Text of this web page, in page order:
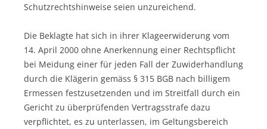
Schutzrechtshinweise seien unzureichend.
Die Beklagte hat sich in ihrer Klageerwiderung vom
14. April 2000 ohne Anerkennung einer Rechtspflicht
bei Meidung einer für jeden Fall der Zuwiderhandlung
durch die Klägerin gemäss § 315 BGB nach billigem
Ermessen festzusetzenden und im Streitfall durch ein
Gericht zu überprüfenden Vertragsstrafe dazu
verpflichtet, es zu unterlassen, im Geltungsbereich